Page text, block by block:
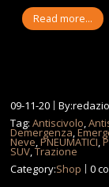
Read more...
09-11-20
Tag:Antiscivolo,
Demergenza,
Neve,PNEUMATICI,
SUV,Trazione
Category:Shop 0